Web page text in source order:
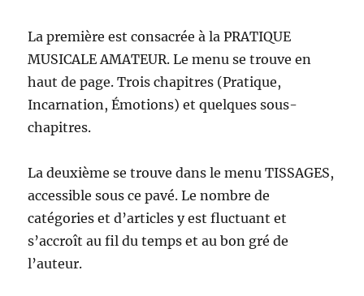
La première est consacrée à la PRATIQUE
MUSICALE AMATEUR. Le menu se trouve en
haut de page. Trois chapitres (Pratique,
Incarnation, Émotions) et quelques sous-
chapitres.
La deuxième se trouve dans le menu TISSAGES,
accessible sous ce pavé. Le nombre de
catégories et d’articles y est fluctuant et
s’accroît au fil du temps et au bon gré de
l’auteur.